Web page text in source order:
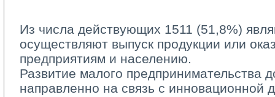
Из числа действующих 1511 (51,8%)
осуществляют выпуск продукции или
предприятиям и населению.
Развитие малого предпринимательства
направленно на связь с инновационной